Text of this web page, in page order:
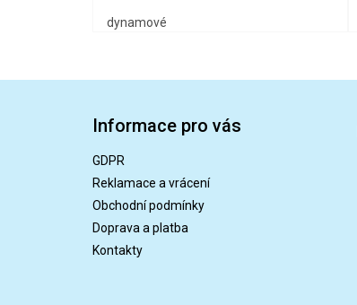
dynamové
Informace pro vás
GDPR
Reklamace a vrácení
Obchodní podmínky
Doprava a platba
Kontakty